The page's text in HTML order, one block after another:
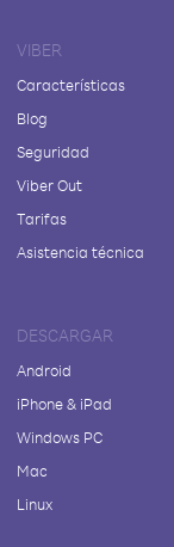
VIBER
Características
Blog
Seguridad
Viber Out
Tarifas
Asistencia técnica
DESCARGAR
Android
iPhone & iPad
Windows PC
Mac
Linux